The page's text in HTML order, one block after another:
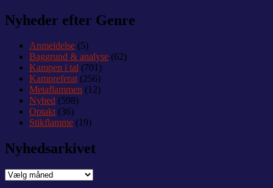
Nyheder efter Genre
Anmeldelse (5)
Baggrund & analyse (62)
Kampen i tal (701)
Kampreferat(256)
Metaflammen (12)
Nyhed (598)
Optakt(36)
Stikflamme (19)
Nyhedsarkivet
Nyhedsarkivet